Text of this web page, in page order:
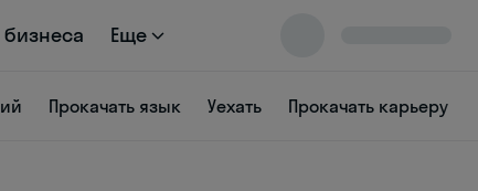
бизнеса Еще
Прокачать язык Уехать Прокачать карьеру